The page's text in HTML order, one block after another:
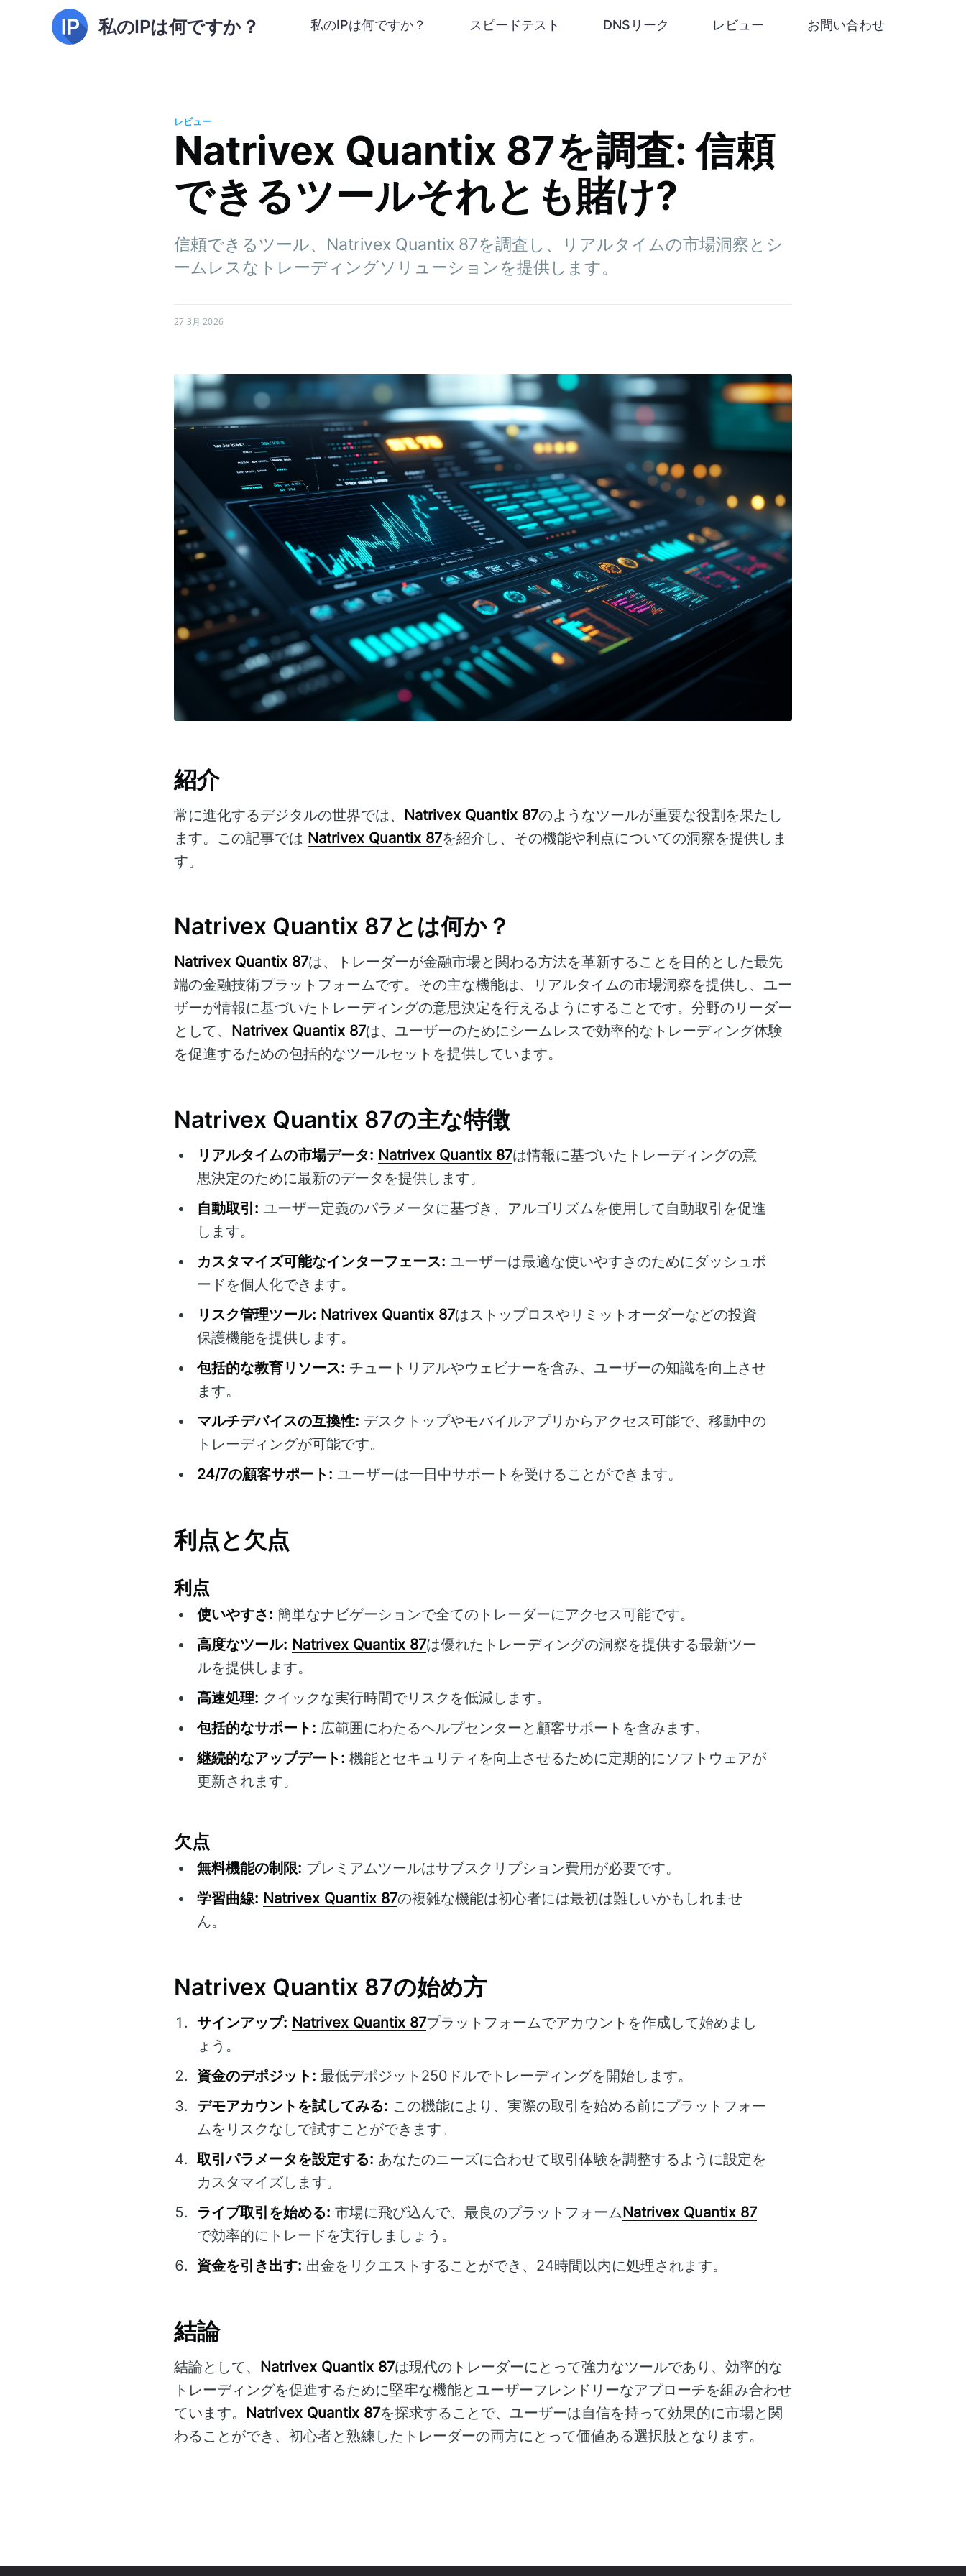
私のIPは何ですか？ 私のIPは何ですか？ スピードテスト DNSリーク レビュー お問い合わせ
レビュー
Natrivex Quantix 87を調査: 信頼
できるツールそれとも賭け?
信頼できるツール、Natrivex Quantix 87を調査し、リアルタイムの市場洞察とシ
ームレスなトレーディングソリューションを提供します。
27 3月 2026
紹介
常に進化するデジタルの世界では、 Natrivex Quantix 87のようなツールが重要な役割を果たし
ます。この記事では Natrivex Quantix 87を紹介し、その機能や利点についての洞察を提供しま
す。
Natrivex Quantix 87とは何か？
Natrivex Quantix 87は、トレーダーが金融市場と関わる方法を革新することを目的とした最先
端の金融技術プラットフォームです。その主な機能は、リアルタイムの市場洞察を提供し、ユー
ザーが情報に基づいたトレーディングの意思決定を行えるようにすることです。分野のリーダー
として、 Natrivex Quantix 87は、ユーザーのためにシームレスで効率的なトレーディング体験
を促進するための包括的なツールセットを提供しています。
Natrivex Quantix 87の主な特徴
リアルタイムの市場データ: Natrivex Quantix 87は情報に基づいたトレーディングの意
思決定のために最新のデータを提供します。
自動取引: ユーザー定義のパラメータに基づき、アルゴリズムを使用して自動取引を促進
します。
カスタマイズ可能なインターフェース: ユーザーは最適な使いやすさのためにダッシュボ
ードを個人化できます。
リスク管理ツール: Natrivex Quantix 87はストップロスやリミットオーダーなどの投資
保護機能を提供します。
包括的な教育リソース: チュートリアルやウェビナーを含み、ユーザーの知識を向上させ
ます。
マルチデバイスの互換性: デスクトップやモバイルアプリからアクセス可能で、移動中の
トレーディングが可能です。
24/7の顧客サポート: ユーザーは一日中サポートを受けることができます。
利点と欠点
利点
使いやすさ: 簡単なナビゲーションで全てのトレーダーにアクセス可能です。
高度なツール: Natrivex Quantix 87は優れたトレーディングの洞察を提供する最新ツー
ルを提供します。
高速処理: クイックな実行時間でリスクを低減します。
包括的なサポート: 広範囲にわたるヘルプセンターと顧客サポートを含みます。
継続的なアップデート: 機能とセキュリティを向上させるために定期的にソフトウェアが
更新されます。
欠点
無料機能の制限: プレミアムツールはサブスクリプション費用が必要です。
学習曲線: Natrivex Quantix 87の複雑な機能は初心者には最初は難しいかもしれませ
ん。
Natrivex Quantix 87の始め方
サインアップ: Natrivex Quantix 87プラットフォームでアカウントを作成して始めまし
ょう。
資金のデポジット: 最低デポジット250ドルでトレーディングを開始します。
デモアカウントを試してみる: この機能により、実際の取引を始める前にプラットフォー
ムをリスクなしで試すことができます。
取引パラメータを設定する: あなたのニーズに合わせて取引体験を調整するように設定を
カスタマイズします。
ライブ取引を始める: 市場に飛び込んで、最良のプラットフォームNatrivex Quantix 87
で効率的にトレードを実行しましょう。
資金を引き出す: 出金をリクエストすることができ、24時間以内に処理されます。
結論
結論として、 Natrivex Quantix 87は現代のトレーダーにとって強力なツールであり、効率的な
トレーディングを促進するために堅牢な機能とユーザーフレンドリーなアプローチを組み合わせ
ています。 Natrivex Quantix 87を探求することで、ユーザーは自信を持って効果的に市場と関
わることができ、初心者と熟練したトレーダーの両方にとって価値ある選択肢となります。